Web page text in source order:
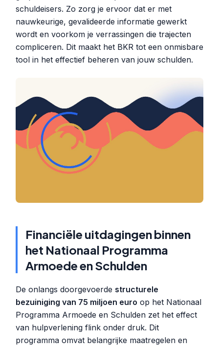
schuldeisers. Zo zorg je ervoor dat er met
nauwkeurige, gevalideerde informatie gewerkt
wordt en voorkom je verrassingen die trajecten
compliceren. Dit maakt het BKR tot een onmisbare
tool in het effectief beheren van jouw schulden.
Financiële uitdagingen binnen
het Nationaal Programma
Armoede en Schulden
De onlangs doorgevoerde structurele
bezuiniging van 75 miljoen euro op het Nationaal
Programma Armoede en Schulden zet het effect
van hulpverlening flink onder druk. Dit
programma omvat belangrijke maatregelen en